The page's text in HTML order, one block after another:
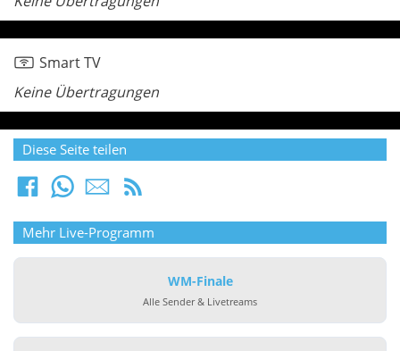
Smart TV
Keine Übertragungen
Diese Seite teilen
Mehr Live-Programm
WM-Finale
Alle Sender & Livetreams